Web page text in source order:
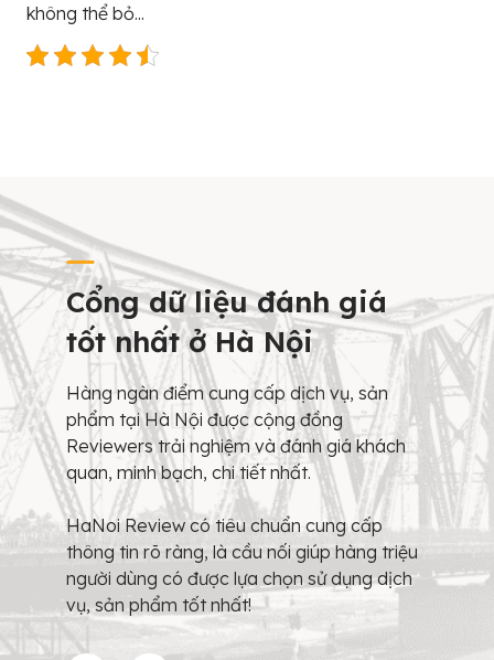
không thể bỏ...
Cổng dữ liệu đánh giá
tốt nhất ở Hà Nội
Hàng ngàn điểm cung cấp dịch vụ, sản
phẩm tại Hà Nội được cộng đồng
Reviewers trải nghiệm và đánh giá khách
quan, minh bạch, chi tiết nhất.
HaNoi Review có tiêu chuẩn cung cấp
thông tin rõ ràng, là cầu nối giúp hàng triệu
người dùng có được lựa chọn sử dụng dịch
vụ, sản phẩm tốt nhất!